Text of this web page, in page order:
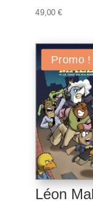
49,00€
Promo !
Léon